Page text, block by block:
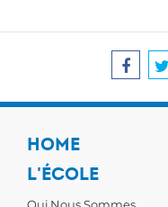
HOME
L'ÉCOLE